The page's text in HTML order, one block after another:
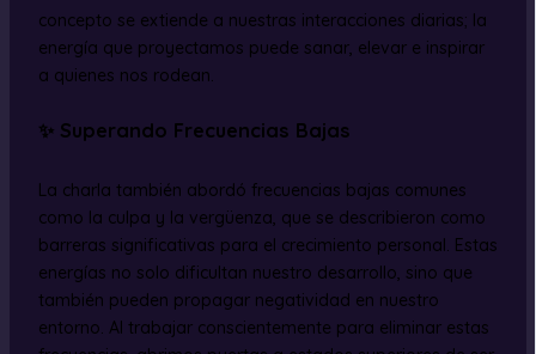
concepto se extiende a nuestras interacciones diarias; la
energía que proyectamos puede sanar, elevar e inspirar
a quienes nos rodean.
✨ Superando Frecuencias Bajas
La charla también abordó frecuencias bajas comunes
como la culpa y la vergüenza, que se describieron como
barreras significativas para el crecimiento personal. Estas
energías no solo dificultan nuestro desarrollo, sino que
también pueden propagar negatividad en nuestro
entorno. Al trabajar conscientemente para eliminar estas